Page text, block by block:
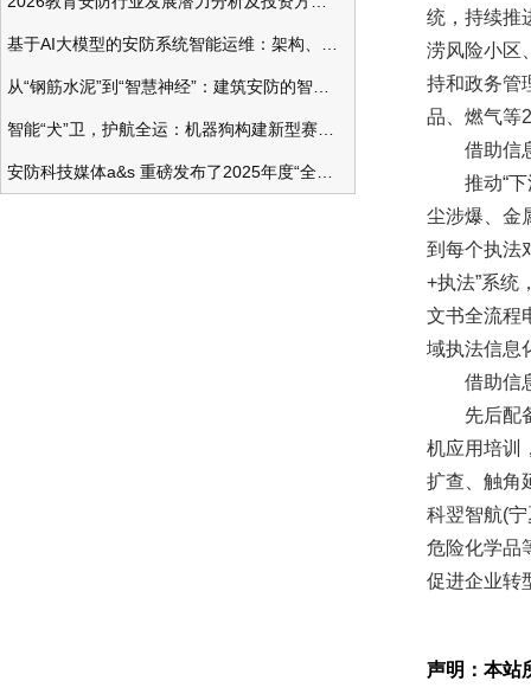
统，持续推
涝风险小区
持和政务管
品、燃气等
借助信息
推动“下沉
尘涉爆、金
到每个执法
+执法”系统
文书全流程
域执法信息
借助信息
先后配备
机应用培训
扩查、触角
科翌智航(
危险化学品
促进企业转
声明：本站